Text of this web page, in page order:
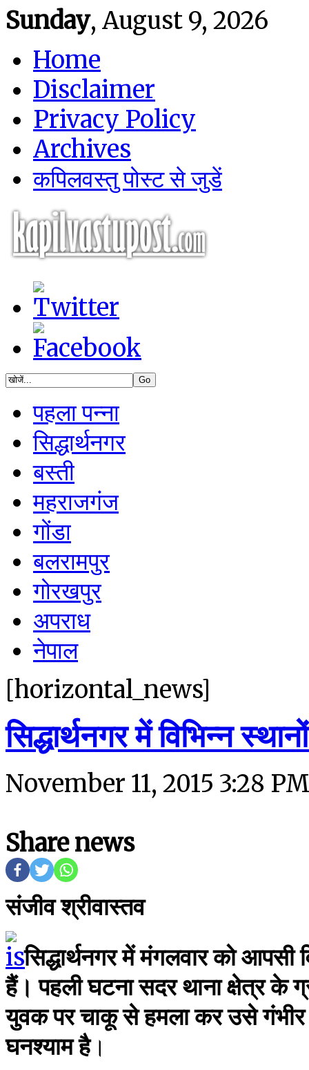
Sunday, August 9, 2026
Home
Disclaimer
Privacy Policy
Archives
कपिलवस्तु पोस्ट से जुडें
पहला पन्ना
सिद्धार्थनगर
बस्ती
महराजगंज
गोंडा
बलरामपुर
गोरखपुर
अपराध
नेपाल
[horizontal_news]
सिद्धार्थनगर में विभिन्न
November 11, 2015 3:28 PM
Share news
संजीव श्रीवास्तव
सिद्धार्थनगर में मंगलवार को आपसी
हैं। पहली घटना सदर थाना क्षेत्र के
युवक पर चाकू से हमला कर उसे
घनश्याम है।